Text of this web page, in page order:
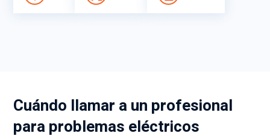
Cuándo llamar a un profesional
para problemas eléctricos